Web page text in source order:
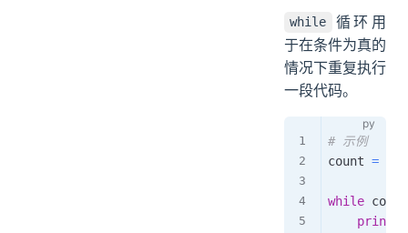
while
循环用
于在条件为真的
情况下重复执行
一段代码。
# 示例
count =
while
print